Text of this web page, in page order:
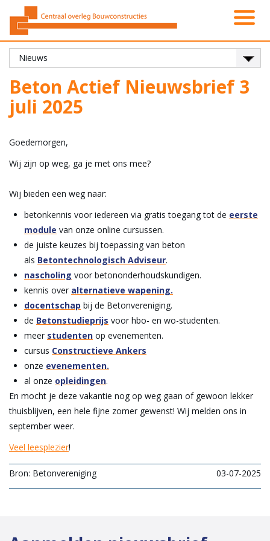
Beton Actief Nieuwsbrief 3
juli 2025
Goedemorgen,
Wij zijn op weg, ga je met ons mee?
Wij bieden een weg naar:
betonkennis voor iedereen via gratis toegang tot de eerste
module van onze online cursussen.
de juiste keuzes bij toepassing van beton
als Betontechnologisch Adviseur.
nascholing voor betononderhoudskundigen.
kennis over alternatieve wapening.
docentschap bij de Betonvereniging.
de Betonstudieprijs voor hbo- en wo-studenten.
meer studenten op evenementen.
cursus Constructieve Ankers
onze evenementen.
al onze opleidingen.
En mocht je deze vakantie nog op weg gaan of gewoon lekker
thuisblijven, een hele fijne zomer gewenst! Wij melden ons in
september weer.
Veel leesplezier!
Bron: Betonvereniging 03-07-2025